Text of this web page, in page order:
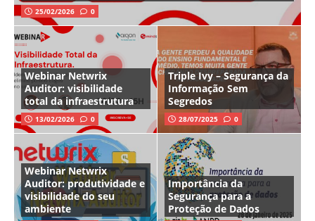
25/02/2026 0
Webinar Netwrix
Auditor: visibilidade
total da infraestrutura
13/02/2026 0
Triple Ivy – Segurança da
Informação Sem
Segredos
28/07/2025 0
Webinar Netwrix
Auditor: produtividade e
visibilidade do seu
ambiente
Importância da
Segurança para a
Proteção de Dados